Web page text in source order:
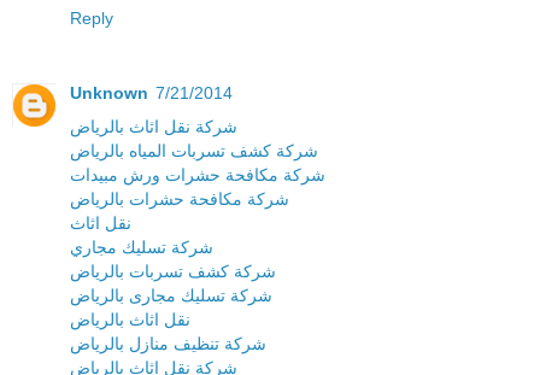
Reply
Unknown 7/21/2014
شركة نقل اثاث بالرياض
شركة كشف تسربات المياه بالرياض
شركة مكافحة حشرات ورش مبيدات
شركة مكافحة حشرات بالرياض
نقل اثاث
شركة تسليك مجاري
شركة كشف تسربات بالرياض
شركة تسليك مجارى بالرياض
نقل اثاث بالرياض
شركة تنظيف منازل بالرياض
شركة نقل اثاث بالرياض